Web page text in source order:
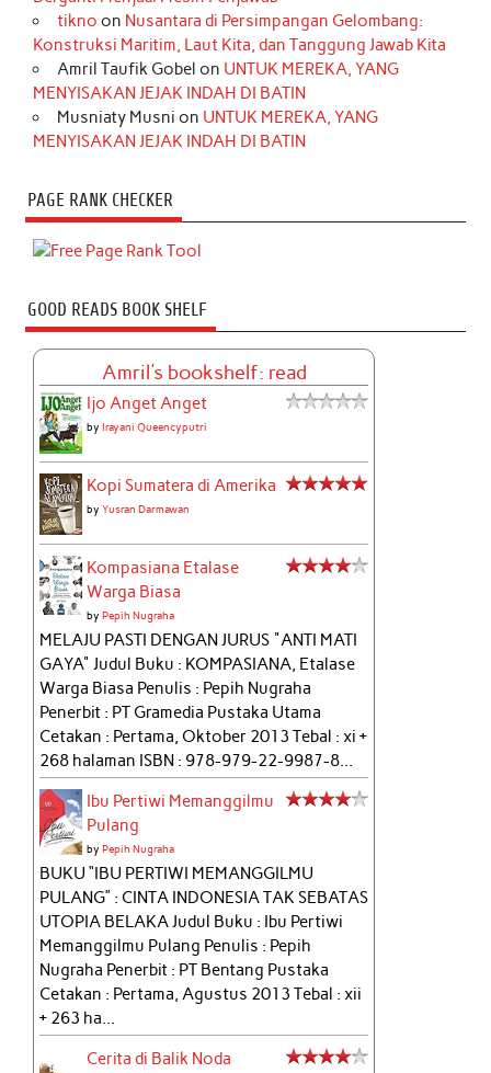
tikno on Nusantara di Persimpangan Gelombang:
Konstruksi Maritim, Laut Kita, dan Tanggung Jawab Kita
Amril Taufik Gobel on UNTUK MEREKA, YANG
MENYISAKAN JEJAK INDAH DI BATIN
Musniaty Musni on UNTUK MEREKA, YANG
MENYISAKAN JEJAK INDAH DI BATIN
PAGE RANK CHECKER
GOOD READS BOOK SHELF
Amril's bookshelf: read
Ijo Anget Anget
byIrayani Queencyputri
Kopi Sumatera di Amerika
byYusran Darmawan
Kompasiana Etalase
Warga Biasa
byPepih Nugraha
MELAJU PASTI DENGAN JURUS "ANTI MATI
GAYA" Judul Buku : KOMPASIANA, Etalase
Warga Biasa Penulis : Pepih Nugraha
Penerbit : PT Gramedia Pustaka Utama
Cetakan : Pertama, Oktober 2013 Tebal : xi +
268 halaman ISBN : 978-979-22-9987-8...
Ibu Pertiwi Memanggilmu
Pulang
byPepih Nugraha
BUKU “IBU PERTIWI MEMANGGILMU
PULANG” : CINTA INDONESIA TAK SEBATAS
UTOPIA BELAKA Judul Buku : Ibu Pertiwi
Memanggilmu Pulang Penulis : Pepih
Nugraha Penerbit : PT Bentang Pustaka
Cetakan : Pertama, Agustus 2013 Tebal : xii
+ 263 ha...
Cerita di Balik Noda